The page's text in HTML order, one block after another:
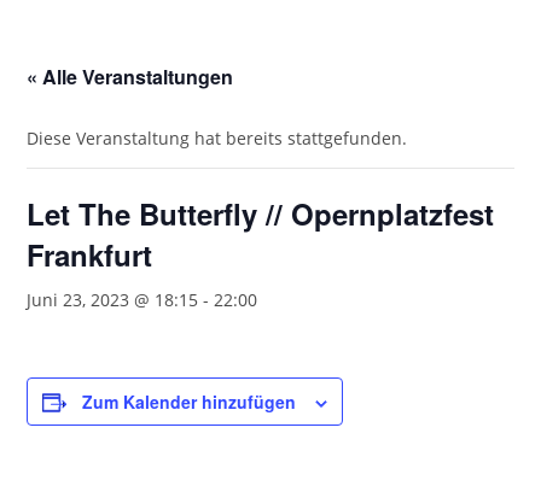
« Alle Veranstaltungen
Diese Veranstaltung hat bereits stattgefunden.
Let The Butterfly // Opernplatzfest
Frankfurt
Juni 23, 2023 @ 18:15 -22:00
Zum Kalender hinzufügen